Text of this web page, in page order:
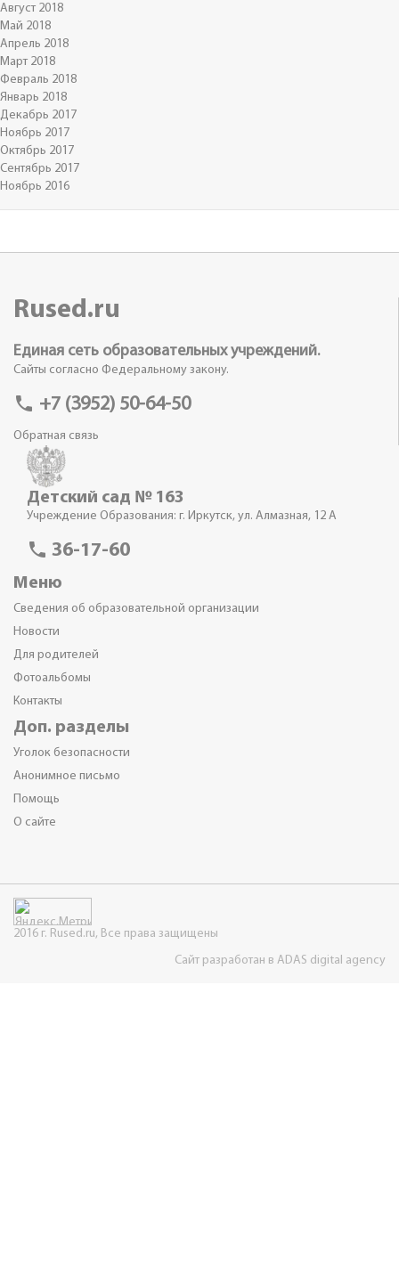
Август 2018
Май 2018
Апрель 2018
Март 2018
Февраль 2018
Январь 2018
Декабрь 2017
Ноябрь 2017
Октябрь 2017
Сентябрь 2017
Ноябрь 2016
Rused.ru
Единая сеть образовательных учреждений.
Сайты согласно Федеральному закону.
phone +7 (3952) 50-64-50
Обратная связь
Детский сад № 163
Учреждение Образования: г. Иркутск, ул. Алмазная, 12 А
phone 36-17-60
Меню
Сведения об образовательной организации
Новости
Для родителей
Фотоальбомы
Контакты
Доп. разделы
Уголок безопасности
Анонимное письмо
Помощь
О сайте
2016 г. Rused.ru, Все права защищены
Сайт разработан в ADAS digital agency